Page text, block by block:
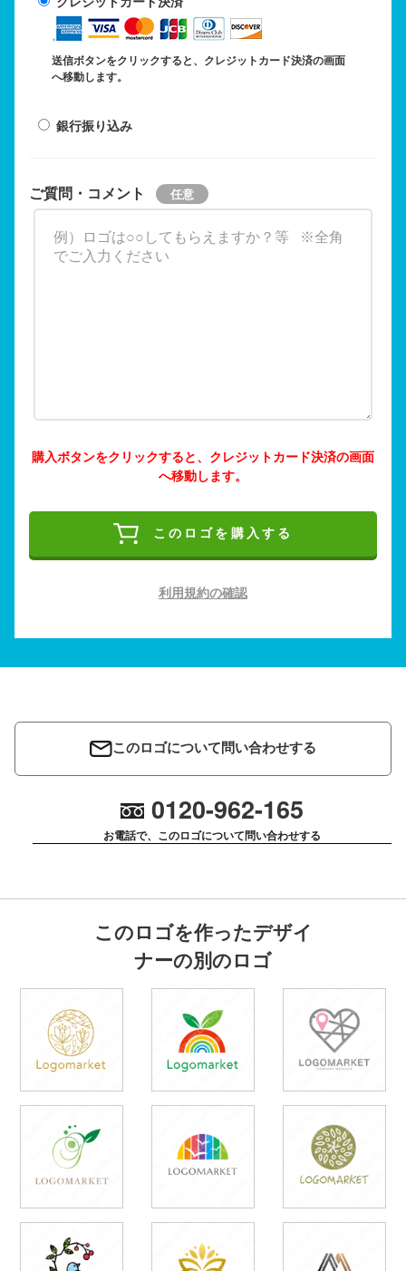
送信ボタンをクリックすると、クレジットカード決済の画面
へ移動します。
銀行振り込み
ご質問・コメント
購入ボタンをクリックすると、クレジットカード決済の画面
へ移動します。
このロゴを購入する
利用規約の確認
このロゴについて問い合わせする
0120-962-165
お電話で、このロゴについて問い合わせする
このロゴを作ったデザイ
ナーの別のロゴ